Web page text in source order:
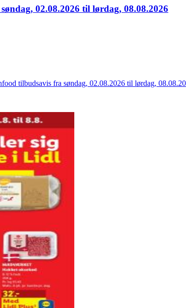
02.08.2026 til lørdag, 08.08.2026
tilbudsavis fra søndag, 02.08.2026 til lørdag,